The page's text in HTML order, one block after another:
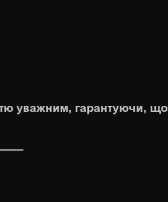
уважним, гарантуючи, що